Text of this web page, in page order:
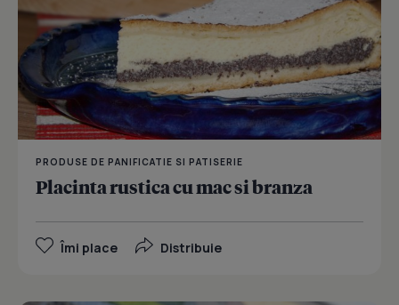
PRODUSE DE PANIFICATIE SI PATISERIE
Placinta rustica cu mac si branza
Îmi place Distribuie